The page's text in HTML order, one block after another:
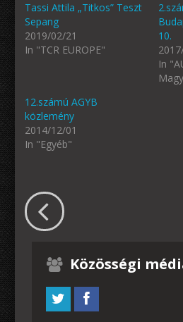
Tassi Attila „Titkos” Teszt
Sepang
2019/02/21
In "TCR EUROPE"
10.
In
12.számú AGYB
közlemény
2014/12/01
In "Egyéb"
Közösségi